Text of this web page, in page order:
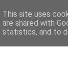
This site uses
are shared with
statistics, and to